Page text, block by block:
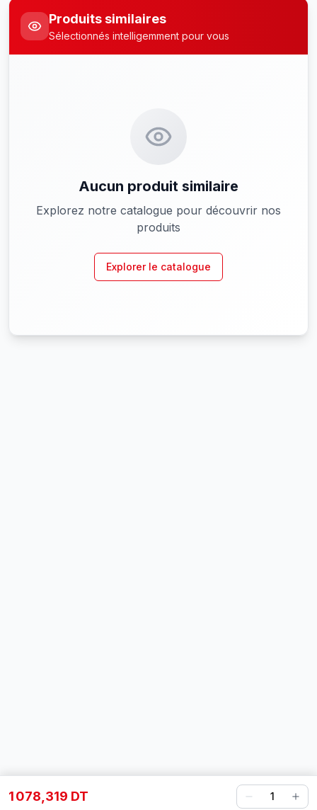
Produits similaires
Sélectionnés intelligemment pour vous
Aucun produit similaire
Explorez notre catalogue pour découvrir nos
produits
Explorer le catalogue
1 078,319 DT 1